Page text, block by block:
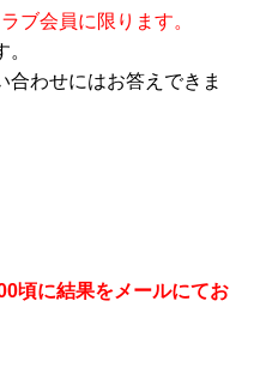
ブ会員に限ります。
合わせにはお答えできま
頃に結果をメールにてお